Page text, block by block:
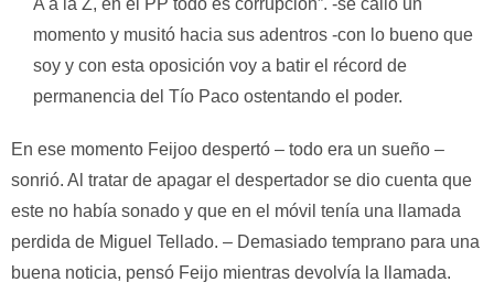
A a la Z, en el PP todo es corrupción”. -se calló un
momento y musitó hacia sus adentros -con lo bueno que
soy y con esta oposición voy a batir el récord de
permanencia del Tío Paco ostentando el poder.
En ese momento Feijoo despertó – todo era un sueño –
sonrió. Al tratar de apagar el despertador se dio cuenta que
este no había sonado y que en el móvil tenía una llamada
perdida de Miguel Tellado. – Demasiado temprano para una
buena noticia, pensó Feijo mientras devolvía la llamada.